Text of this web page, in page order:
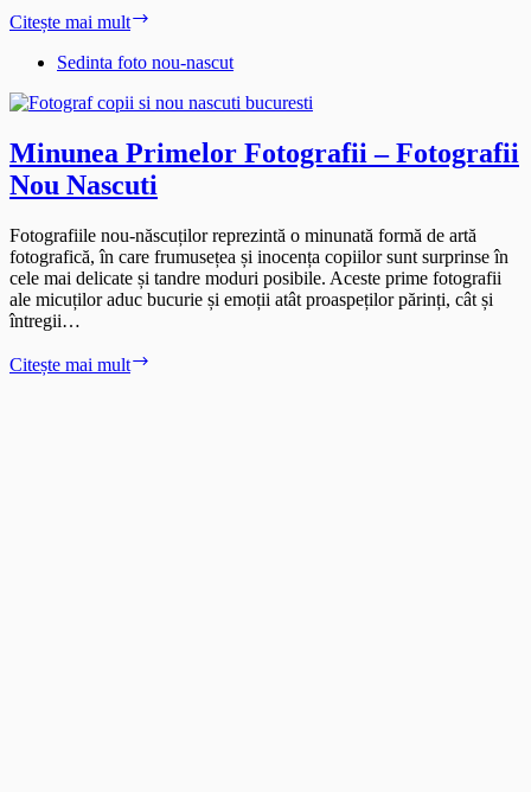
Citește mai mult
–
Foto
Sedinta foto nou-nascut
Minunea Primelor Fotografii – Fotografii
Nou Nascuti
Fotografiile nou-născuților reprezintă o minunată formă de artă
fotografică, în care frumusețea și inocența copiilor sunt surprinse în
cele mai delicate și tandre moduri posibile. Aceste prime fotografii
ale micuților aduc bucurie și emoții atât proaspeților părinți, cât și
întregii…
Citește mai mult